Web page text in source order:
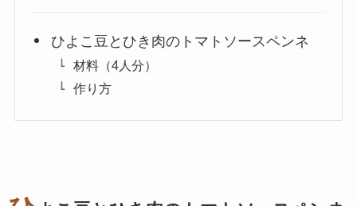
ひよこ豆とひき肉のトマトソースペンネ
材料（4人分）
作り方